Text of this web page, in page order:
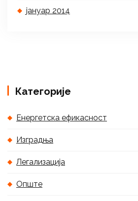
јануар 2014
Категорије
Енергетска ефикасност
Изградња
Легализација
Опште